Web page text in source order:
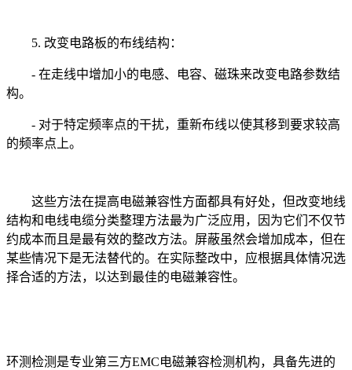
5. 改变电路板的布线结构：
- 在走线中增加小的电感、电容、磁珠来改变电路参数结
构。
- 对于特定频率点的干扰，重新布线以使其移到要求较高
的频率点上。
这些方法在提高电磁兼容性方面都具有好处，但改变地线
结构和电线电缆分类整理方法最为广泛应用，因为它们不仅节
约成本而且是最有效的整改方法。屏蔽虽然会增加成本，但在
某些情况下是无法替代的。在实际整改中，应根据具体情况选
择合适的方法，以达到最佳的电磁兼容性。
环测检测是专业第三方EMC电磁兼容检测机构，具备先进的